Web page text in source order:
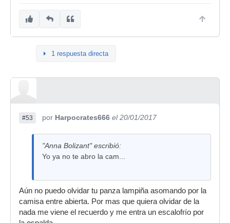
1 respuesta directa
#53 por Harpocrates666 el 20/01/2017
"Anna Bolizant" escribió:
Yo ya no te abro la cam...
Aún no puedo olvidar tu panza lampiña asomando por la
camisa entre abierta. Por mas que quiera olvidar de la
nada me viene el recuerdo y me entra un escalofrío por